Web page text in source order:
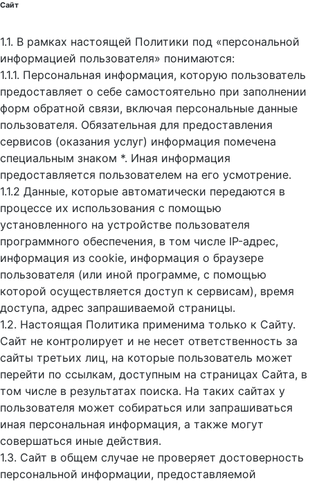
Сайт
1.1. В рамках настоящей Политики под «персональной
информацией пользователя» понимаются:
1.1.1. Персональная информация, которую пользователь
предоставляет о себе самостоятельно при заполнении
форм обратной связи, включая персональные данные
пользователя. Обязательная для предоставления
сервисов (оказания услуг) информация помечена
специальным знаком *. Иная информация
предоставляется пользователем на его усмотрение.
1.1.2 Данные, которые автоматически передаются в
процессе их использования с помощью
установленного на устройстве пользователя
программного обеспечения, в том числе IP-адрес,
информация из cookie, информация о браузере
пользователя (или иной программе, с помощью
которой осуществляется доступ к cервисам), время
доступа, адрес запрашиваемой страницы.
1.2. Настоящая Политика применима только к Сайту.
Сайт не контролирует и не несет ответственность за
сайты третьих лиц, на которые пользователь может
перейти по ссылкам, доступным на страницах Сайта, в
том числе в результатах поиска. На таких сайтах у
пользователя может собираться или запрашиваться
иная персональная информация, а также могут
совершаться иные действия.
1.3. Сайт в общем случае не проверяет достоверность
персональной информации, предоставляемой